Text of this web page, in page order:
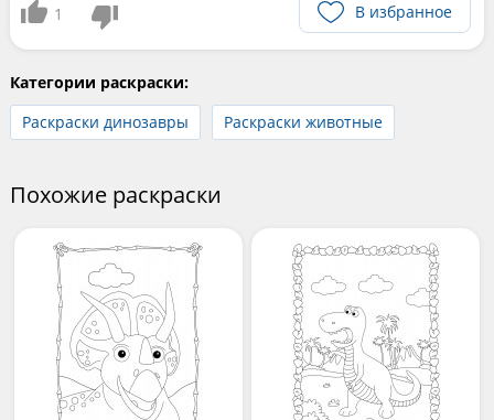
1 В избранное
Категории раскраски:
Раскраски динозавры
Раскраски животные
Похожие раскраски